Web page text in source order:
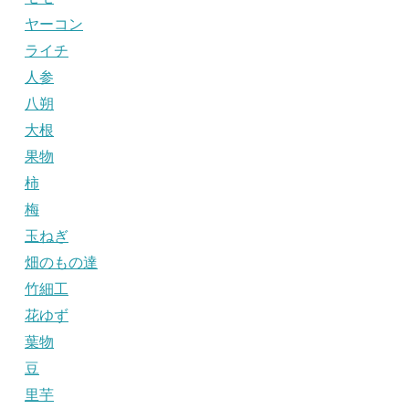
ヤーコン
ライチ
人参
八朔
大根
果物
柿
梅
玉ねぎ
畑のもの達
竹細工
花ゆず
葉物
豆
里芋